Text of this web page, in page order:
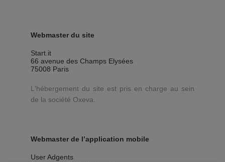
Webmaster du site
Start.it
66 avenue des Champs Elysées
75008 Paris
L'hébergement du site est pris en charge au sein
de la société Oxeva.
Webmaster de l’application mobile
User Adgents